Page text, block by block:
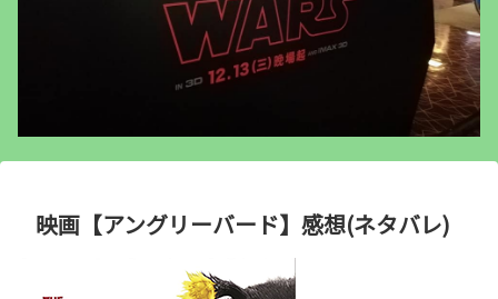
映画【アングリーバード】感想(ネタバレ)